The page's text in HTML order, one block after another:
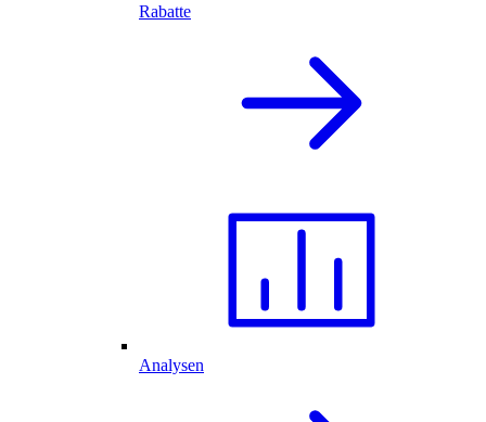
Rabatte
Analysen